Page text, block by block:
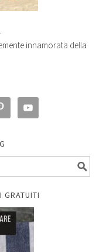
innamorata della
GRATUITI